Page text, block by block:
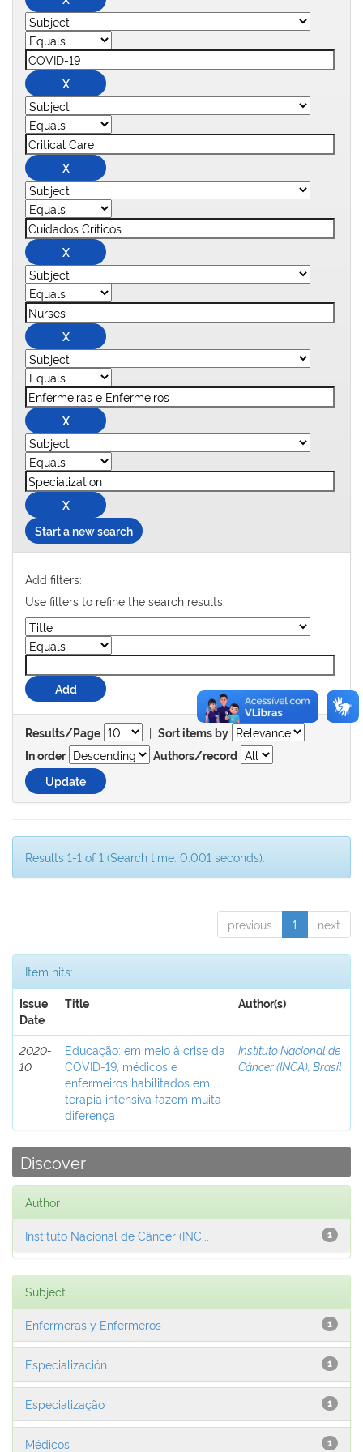
Start a new search
Add filters:
Use filters to refine the search results.
Results/Page | Sort items by
In order
Authors/record
Results 1-1 of 1 (Search time: 0.001 seconds).
previous 1 next
Item hits:
Issue
Date
Title Author(s)
2020-
10
Educação: em meio à crise da
COVID-19, médicos e
enfermeiros habilitados em
terapia intensiva fazem muita
diferença
Instituto Nacional de
Câncer (INCA), Brasil
Discover
Author
1
Instituto Nacional de Câncer (INC...
Subject
1
Enfermeras y Enfermeros
1
Especialización
1
Especialização
1
Médicos